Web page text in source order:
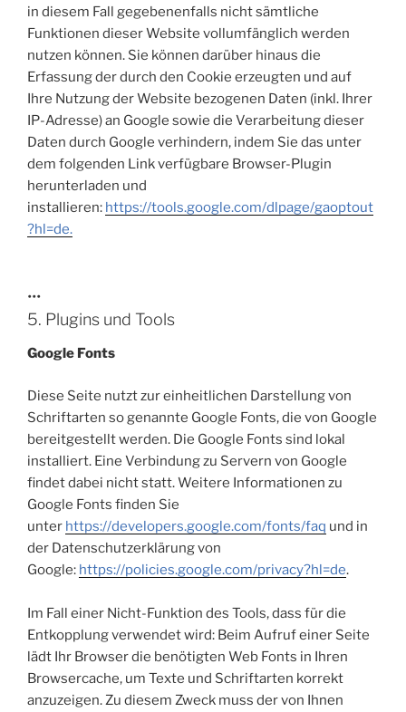
in diesem Fall gegebenenfalls nicht sämtliche
Funktionen dieser Website vollumfänglich werden
nutzen können. Sie können darüber hinaus die
Erfassung der durch den Cookie erzeugten und auf
Ihre Nutzung der Website bezogenen Daten (inkl. Ihrer
IP-Adresse) an Google sowie die Verarbeitung dieser
Daten durch Google verhindern, indem Sie das unter
dem folgenden Link verfügbare Browser-Plugin
herunterladen und
installieren: https://tools.google.com/dlpage/gaoptout
?hl=de.
•••
5. Plugins und Tools
Google Fonts
Diese Seite nutzt zur einheitlichen Darstellung von
Schriftarten so genannte Google Fonts, die von Google
bereitgestellt werden. Die Google Fonts sind lokal
installiert. Eine Verbindung zu Servern von Google
findet dabei nicht statt. Weitere Informationen zu
Google Fonts finden Sie
unter https://developers.google.com/fonts/faq und in
der Datenschutzerklärung von
Google: https://policies.google.com/privacy?hl=de.
Im Fall einer Nicht-Funktion des Tools, dass für die
Entkopplung verwendet wird: Beim Aufruf einer Seite
lädt Ihr Browser die benötigten Web Fonts in Ihren
Browsercache, um Texte und Schriftarten korrekt
anzuzeigen. Zu diesem Zweck muss der von Ihnen